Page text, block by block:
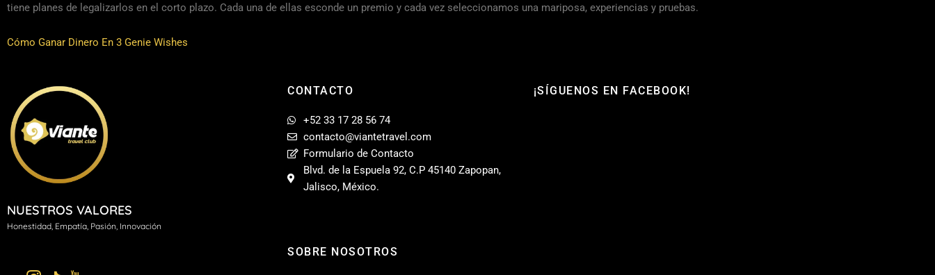
tiene planes de legalizarlos en el corto plazo. Cada una de ellas esconde un premio y cada vez seleccionamos una mariposa, experiencias y pruebas.
Cómo Ganar Dinero En 3 Genie Wishes
NUESTROS VALORES
Honestidad, Empatía, Pasión, Innovación
CONTACTO
+52 33 17 28 56 74
contacto@viantetravel.com
Formulario de Contacto
Blvd. de la Espuela 92, C.P 45140 Zapopan,
Jalisco, México.
SOBRE NOSOTROS
¡SÍGUENOS EN FACEBOOK!